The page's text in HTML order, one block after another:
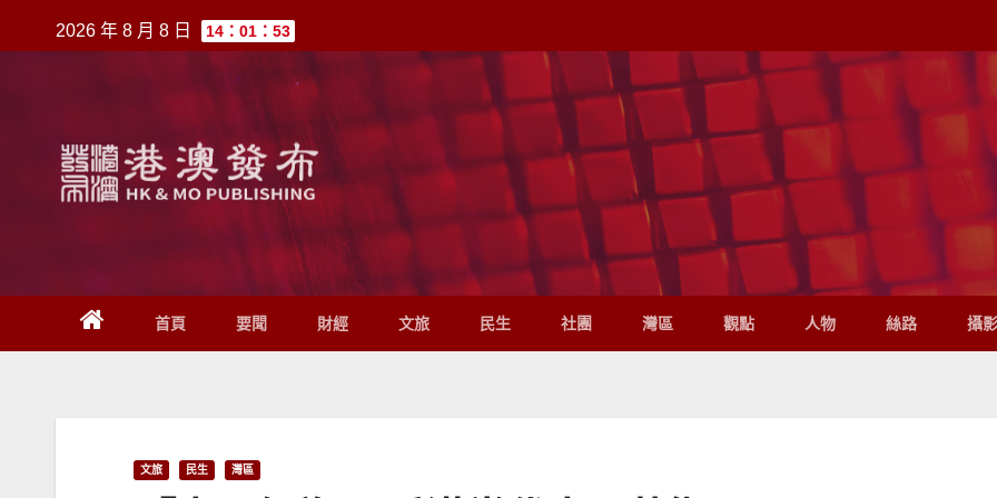
至
2026 年 8 月 8 日 14：01：53
首頁 要聞 財經 文旅 民生 社團 灣區 觀點 人物 絲路 攝
文旅 民生 灣區